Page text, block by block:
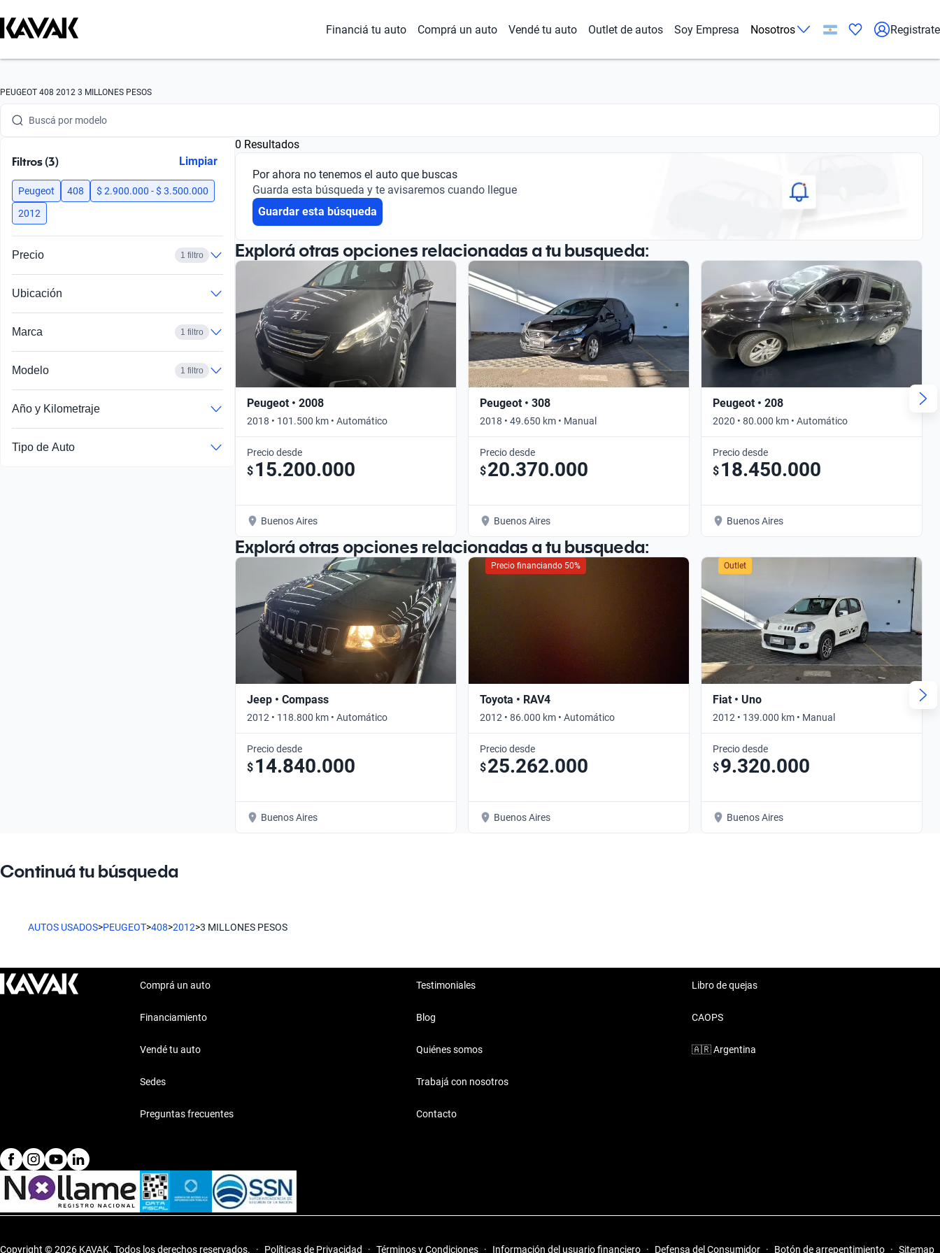
Financiá tu auto Comprá un auto Vendé tu auto Outlet de autos Soy Empresa Nosotros Registrate
PEUGEOT 408 2012 3 MILLONES PESOS
Buscá por marca
Buscá por modelo
Buscá por año
Buscá por marca
Buscá por versión
Filtros (3) Limpiar
Peugeot 408
$ 2.900.000 - $ 3.500.000
2012
Precio 1 filtro
Ubicación
Marca 1 filtro
Modelo 1 filtro
Año y Kilometraje
Tipo de Auto
0 Resultados
Por ahora no tenemos el auto que buscas
Guarda esta búsqueda y te avisaremos cuando llegue
Guardar esta búsqueda
Explorá otras opciones relacionadas a tu busqueda:
Peugeot • 2008
2018 • 101.500 km • Automático
Precio desde
$ 15.200.000
Buenos Aires
Peugeot • 308
2018 • 49.650 km • Manual
Precio desde
$20.370.000
Buenos Aires
Peugeot • 208
2020 • 80.000 km • Automático
Precio desde
$ 18.450.000
Buenos Aires
Explorá otras opciones relacionadas a tu busqueda:
Jeep • Compass
2012 • 118.800 km • Automático
Precio desde
$ 14.840.000
Buenos Aires
Precio financiando 50%
Toyota • RAV4
2012 • 86.000 km • Automático
Precio desde
$25.262.000
Buenos Aires
Outlet
Fiat • Uno
2012 • 139.000 km • Manual
Precio desde
$9.320.000
Buenos Aires
Continuá tu búsqueda
AUTOS USADOS>PEUGEOT>408>2012>3 MILLONES PESOS
Comprá un auto
Financiamiento
Vendé tu auto
Sedes
Preguntas frecuentes
Testimoniales
Blog
Quiénes somos
Trabajá con nosotros
Contacto
Libro de quejas
CAOPS
🇦🇷 Argentina
Copyright © 2026 KAVAK. Todos los derechos reservados. · Políticas de Privacidad · Términos y Condiciones · Información del usuario financiero · Defensa del Consumidor · Botón de arrepentimiento · Sitemap